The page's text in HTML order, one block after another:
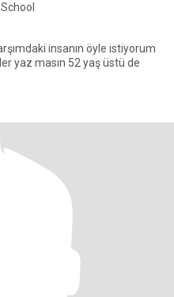
insanın öyle istiyorum
yaz masın 52 yaş üstü de